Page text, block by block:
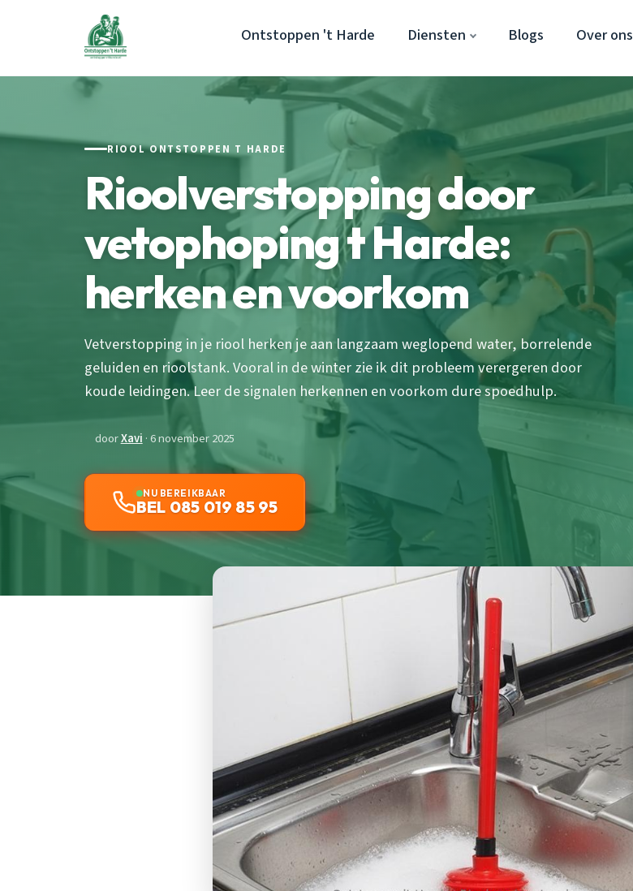
Ontstoppen 't Harde Diensten Blogs Over ons
RIOOL ONTSTOPPEN T HARDE
Rioolverstopping door
vetophoping t Harde:
herken en voorkom
Vetverstopping in je riool herken je aan langzaam weglopend water, borrelende
geluiden en rioolstank. Vooral in de winter zie ik dit probleem verergeren door
koude leidingen. Leer de signalen herkennen en voorkom dure spoedhulp.
doorXavi · 6 november 2025
NU BEREIKBAAR
BEL 085 019 85 95